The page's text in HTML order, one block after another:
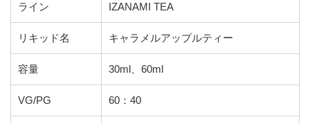
ライン IZANAMI TEA
リキッド名 キャラメルアップルティー
容量 30ml、60ml
VG/PG 60：40